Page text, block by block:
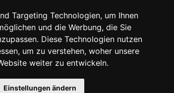
Targeting Technologien, um Ihnen
und die Werbung, die Sie
Diese Technologien nutzen
um zu verstehen, woher unsere
weiter zu entwickeln.
Einstellungen ändern
& SUPPORT
gestellte Fragen
stellen